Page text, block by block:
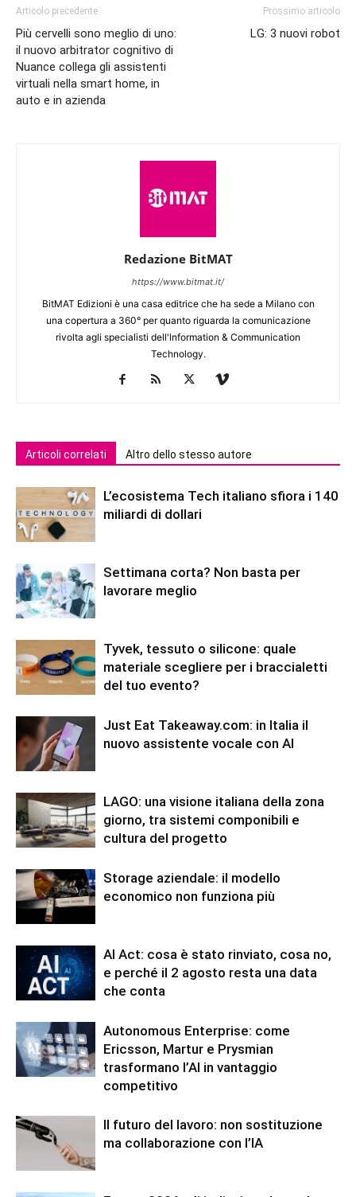
Articolo precedente
Più cervelli sono meglio di uno:
il nuovo arbitrator cognitivo di
Nuance collega gli assistenti
virtuali nella smart home, in
auto e in azienda
Prossimo articolo
LG: 3 nuovi robot
Redazione BitMAT
https://www.bitmat.it/
BitMAT Edizioni è una casa editrice che ha sede a Milano con
una copertura a 360° per quanto riguarda la comunicazione
rivolta agli specialisti dell'lnformation & Communication
Technology.
Articoli correlati Altro dello stesso autore
L’ecosistema Tech italiano sfiora i 140
miliardi di dollari
Settimana corta? Non basta per
lavorare meglio
Tyvek, tessuto o silicone: quale
materiale scegliere per i braccialetti
del tuo evento?
Just Eat Takeaway.com: in Italia il
nuovo assistente vocale con AI
LAGO: una visione italiana della zona
giorno, tra sistemi componibili e
cultura del progetto
Storage aziendale: il modello
economico non funziona più
AI Act: cosa è stato rinviato, cosa no,
e perché il 2 agosto resta una data
che conta
Autonomous Enterprise: come
Ericsson, Martur e Prysmian
trasformano l’AI in vantaggio
competitivo
Il futuro del lavoro: non sostituzione
ma collaborazione con l’IA